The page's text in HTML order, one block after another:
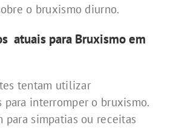
o bruxismo diurno.
atuais para Bruxismoem
tentam utilizar
para interromper o bruxismo.
para simpatias ou receitas